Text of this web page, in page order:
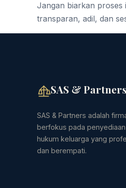
Jangan biarkan proses
transparan, adil, dan
SAS & Partners
SAS & Partners adalah
berfokus pada
hukum keluarga yang
dan berempati.